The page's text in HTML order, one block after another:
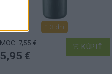
1-3 dní
MOC: 7,55 €
5,95 €
KÚPIŤ